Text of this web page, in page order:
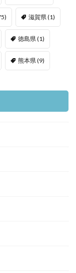
滋賀県(1)
徳島県(1)
熊本県(9)